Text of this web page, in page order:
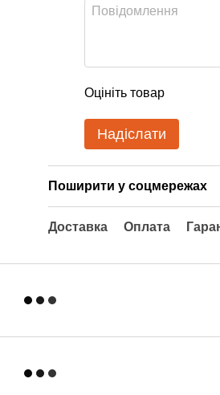
Оцініть товар
Надіслати
Поширити у соцмережах
Доставка Оплата